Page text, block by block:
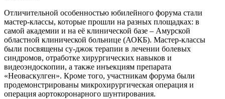
Отличительной особенностью юбилейного форума стали
мастер-классы, которые прошли на разных площадках: в
самой академии и на её клинической базе – Амурской
областной клинической больнице (АОКБ). Мастер-классы
были посвящены су-джок терапии в лечении болевых
синдромов, отработке хирургических навыков и
видеоэндоскопии, а также инъекциям препарата
«Неоваскулген». Кроме того, участникам форума были
продемонстрированы микрохирургическая операция и
операция аортокоронарного шунтирования.